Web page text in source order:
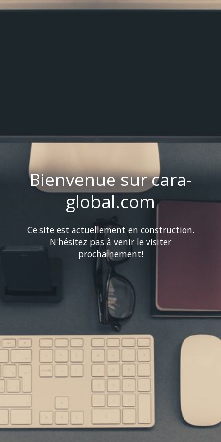
Bienvenue sur cara-
global.com
Ce site est actuellement en construction.
N'hésitez pas à venir le visiter
prochainement!